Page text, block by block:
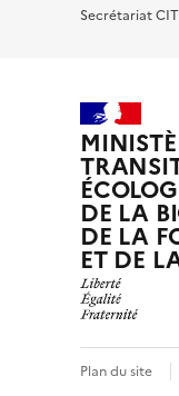
Secrétariat
DE LA
DE LA
ET DE
Plan du site